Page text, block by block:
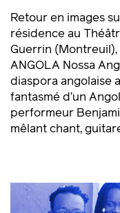
Retour en images
résidence au
Guerrin
ANGOLA Nossa
diaspora angolaise
fantasmé d’un
performeur
mêlant chant,